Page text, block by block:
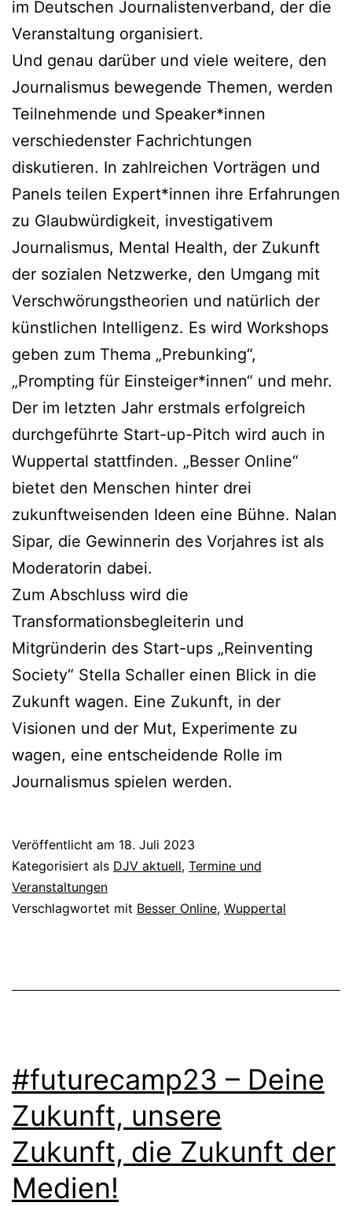
im Deutschen Journalistenverband, der die
Veranstaltung organisiert.
Und genau darüber und viele weitere, den
Journalismus bewegende Themen, werden
Teilnehmende und Speaker*innen
verschiedenster Fachrichtungen
diskutieren. In zahlreichen Vorträgen und
Panels teilen Expert*innen ihre Erfahrungen
zu Glaubwürdigkeit, investigativem
Journalismus, Mental Health, der Zukunft
der sozialen Netzwerke, den Umgang mit
Verschwörungstheorien und natürlich der
künstlichen Intelligenz. Es wird Workshops
geben zum Thema „Prebunking“,
„Prompting für Einsteiger*innen“ und mehr.
Der im letzten Jahr erstmals erfolgreich
durchgeführte Start-up-Pitch wird auch in
Wuppertal stattfinden. „Besser Online“
bietet den Menschen hinter drei
zukunftweisenden Ideen eine Bühne. Nalan
Sipar, die Gewinnerin des Vorjahres ist als
Moderatorin dabei.
Zum Abschluss wird die
Transformationsbegleiterin und
Mitgründerin des Start-ups „Reinventing
Society“ Stella Schaller einen Blick in die
Zukunft wagen. Eine Zukunft, in der
Visionen und der Mut, Experimente zu
wagen, eine entscheidende Rolle im
Journalismus spielen werden.
Veröffentlicht am 18. Juli 2023
Kategorisiert als DJV aktuell, Termine und
Veranstaltungen
Verschlagwortet mit Besser Online, Wuppertal
#futurecamp23 – Deine
Zukunft, unsere
Zukunft, die Zukunft der
Medien!